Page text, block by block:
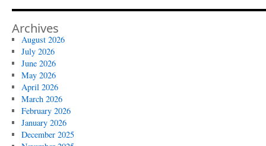
Archives
August 2026
July 2026
June 2026
May 2026
April 2026
March 2026
February 2026
January 2026
December 2025